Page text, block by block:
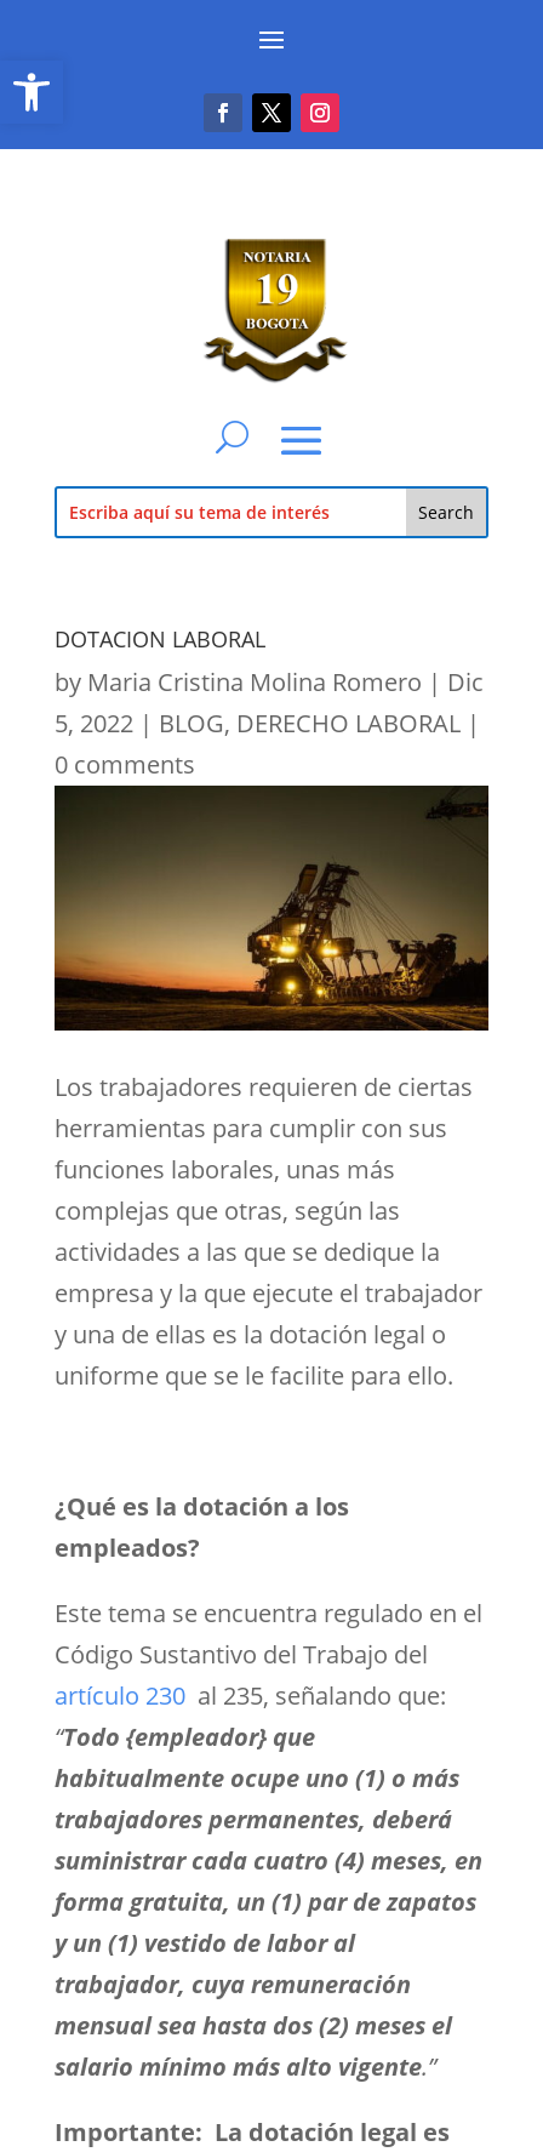
Abrir barra de herramientas
DOTACION LABORAL
by Maria Cristina Molina Romero | Dic
5, 2022| BLOG, DERECHO LABORAL|
0 comments
Los trabajadores requieren de ciertas
herramientas para cumplir con sus
funciones laborales, unas más
complejas que otras, según las
actividades a las que se dedique la
empresa y la que ejecute el trabajador
y una de ellas es la dotación legal o
uniforme que se le facilite para ello.
¿Qué es la dotación a los
empleados?
Este tema se encuentra regulado en el
Código Sustantivo del Trabajo del
artículo 230 al 235, señalando que:
“Todo {empleador} que
habitualmente ocupe uno (1) o más
trabajadores permanentes, deberá
suministrar cada cuatro (4) meses, en
forma gratuita, un (1) par de zapatos
y un (1) vestido de labor al
trabajador, cuya remuneración
mensual sea hasta dos (2) meses el
salario mínimo más alto vigente.”
Importante: La dotación legal es